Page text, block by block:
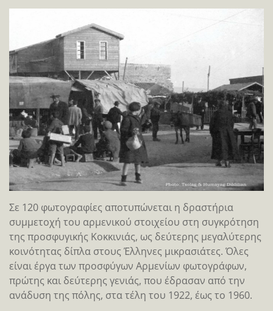
Σε 120 φωτογραφίες αποτυπώνεται η δραστήρια
συμμετοχή του αρμενικού στοιχείου στη συγκρότηση
της προσφυγικής Κοκκινιάς, ως δεύτερης μεγαλύτερης
κοινότητας δίπλα στους Έλληνες μικρασιάτες. Όλες
είναι έργα των προσφύγων Αρμενίων φωτογράφων,
πρώτης και δεύτερης γενιάς, που έδρασαν από την
ανάδυση της πόλης, στα τέλη του 1922, έως το 1960.